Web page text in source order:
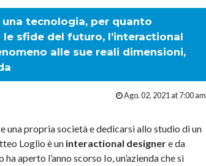
una tecnologia, per quanto
sfide del futuro, l’interactional
alle sue reali dimensioni,
Ago. 02, 2021 at 7:00 am
una propria società e dedicarsi allo studio di un
Loglio è un interactional designere da
aperto l’anno scorso Io, un’azienda che si